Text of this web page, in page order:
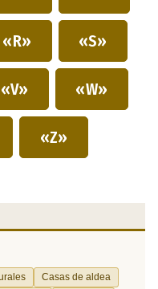
«R» «S»
«V» «W»
«Z»